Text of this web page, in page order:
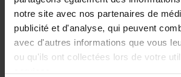
notre site avec nos partenaires de
publicité et d'analyse, qui peuvent
avec d'autres informations que vous
ou qu'ils ont collectées lors de votre
services.
RETOUR